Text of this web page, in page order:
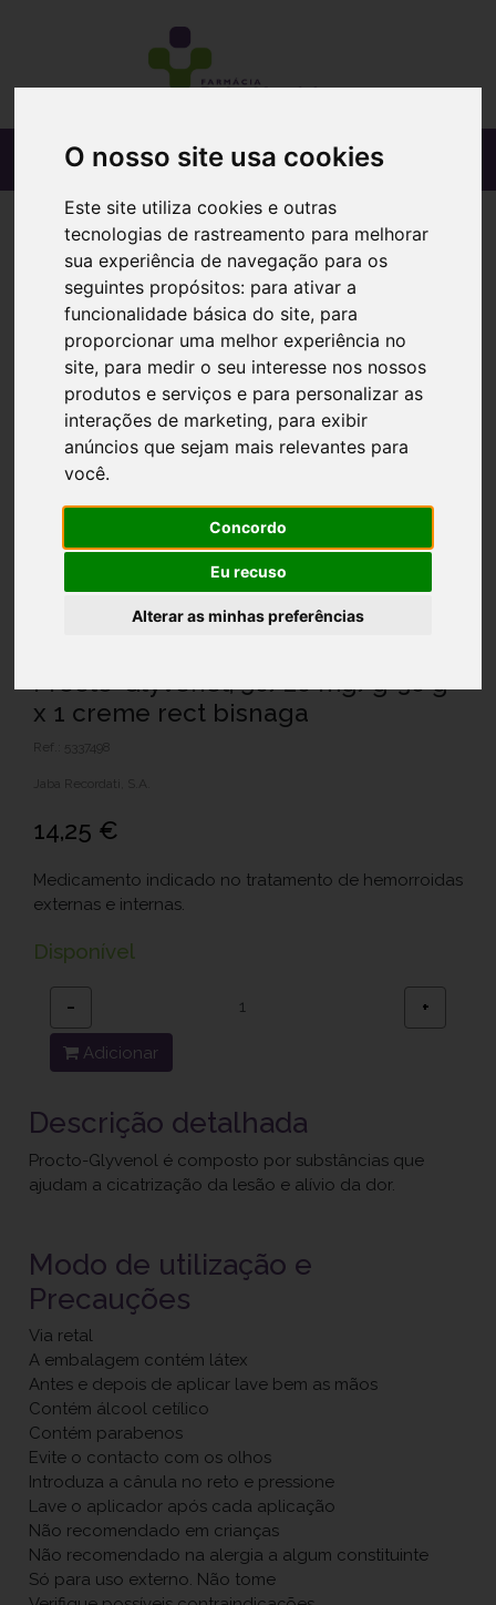
O nosso site usa cookies
Este site utiliza cookies e outras
tecnologias de rastreamento para melhorar
sua experiência de navegação para os
seguintes propósitos: para ativar a
funcionalidade básica do site, para
proporcionar uma melhor experiência no
site, para medir o seu interesse nos nossos
produtos e serviços e para personalizar as
interações de marketing, para exibir
anúncios que sejam mais relevantes para
você.
Concordo
Eu recuso
Alterar as minhas preferências
Procto-Glyvenol, 50/20 mg/g-30 g
x 1 creme rect bisnaga
Ref.: 5337498
Jaba Recordati, S.A.
14,25 €
Medicamento indicado no tratamento de hemorroidas
externas e internas.
Disponível
− +
Adicionar
Descrição detalhada
Procto-Glyvenol é composto por substâncias que
ajudam a cicatrização da lesão e alívio da dor.
Modo de utilização e
Precauções
Via retal
A embalagem contém látex
Antes e depois de aplicar lave bem as mãos
Contém álcool cetílico
Contém parabenos
Evite o contacto com os olhos
Introduza a cânula no reto e pressione
Lave o aplicador após cada aplicação
Não recomendado em crianças
Não recomendado na alergia a algum constituinte
Só para uso externo. Não tome